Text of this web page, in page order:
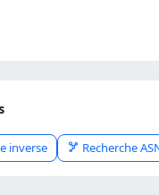
inverse Recherche